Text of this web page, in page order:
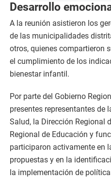
Desarrollo
A la reunión asistieron los
de las municipalidades
otros, quienes compartieron
el cumplimiento de los
bienestar infantil.
Por parte del Gobierno
presentes representantes de
Salud, la Dirección Regional
Regional de Educación y
participaron activamente en
propuestas y en la
la implementación de